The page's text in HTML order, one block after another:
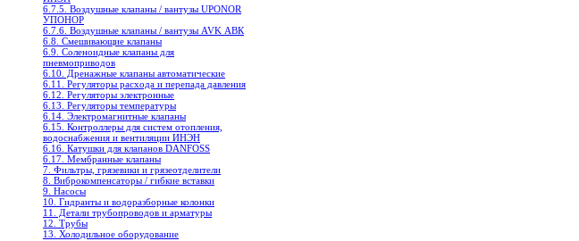
6.7.5. Воздушные клапаны / вантузы UPONOR
УПОНОР
6.7.6. Воздушные клапаны / вантузы AVK АВК
6.8. Смешивающие клапаны
6.9. Соленоидные клапаны для
пневмоприводов
6.10. Дренажные клапаны автоматические
6.11. Регуляторы расхода и перепада давления
6.12. Регуляторы электронные
6.13. Регуляторы температуры
6.14. Электромагнитные клапаны
6.15. Контроллеры для систем отопления,
водоснабжения и вентиляции ИНЭН
6.16. Катушки для клапанов DANFOSS
6.17. Мембранные клапаны
7. Фильтры, грязевики и грязеотделители
8. Виброкомпенсаторы / гибкие вставки
9. Насосы
10. Гидранты и водоразборные колонки
11. Детали трубопроводов и арматуры
12. Трубы
13. Холодильное oборудование